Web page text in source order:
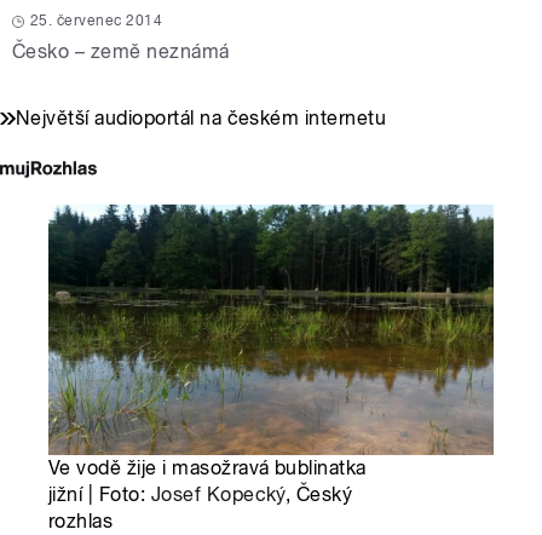
25. červenec 2014
Česko – země neznámá
Největší audioportál na českém internetu
Ve vodě žije i masožravá bublinatka
jižní | Foto: Josef Kopecký, Český
rozhlas